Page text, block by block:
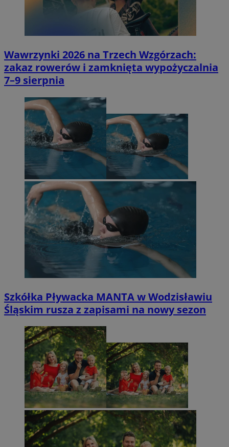
Wawrzynki 2026 na Trzech Wzgórzach:
zakaz rowerów i zamknięta wypożyczalnia
7–9 sierpnia
Szkółka Pływacka MANTA w Wodzisławiu
Śląskim rusza z zapisami na nowy sezon